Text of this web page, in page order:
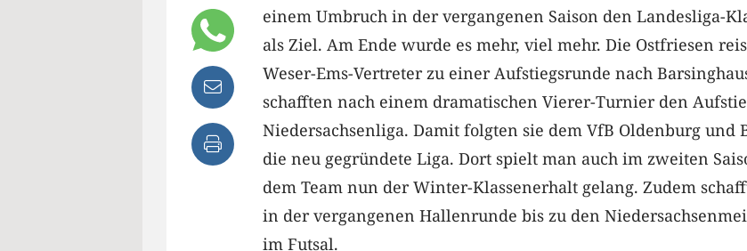
einem Umbruch in der vergangenen Saison den Landesliga-
als Ziel. Am Ende wurde es mehr, viel mehr. Die Ostfriesen
Weser-Ems-Vertreter zu einer Aufstiegsrunde nach
schafften nach einem dramatischen Vierer-Turnier den
Niedersachsenliga. Damit folgten sie dem VfB Oldenburg und
die neu gegründete Liga. Dort spielt man auch im zweiten
dem Team nun der Winter-Klassenerhalt gelang. Zudem
in der vergangenen Hallenrunde bis zu den
im Futsal.